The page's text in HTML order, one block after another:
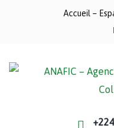
Accueil –